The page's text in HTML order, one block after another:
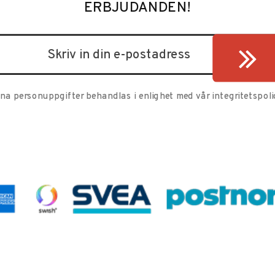
ERBJUDANDEN!
personuppgifter behandlas i enlighet med vår